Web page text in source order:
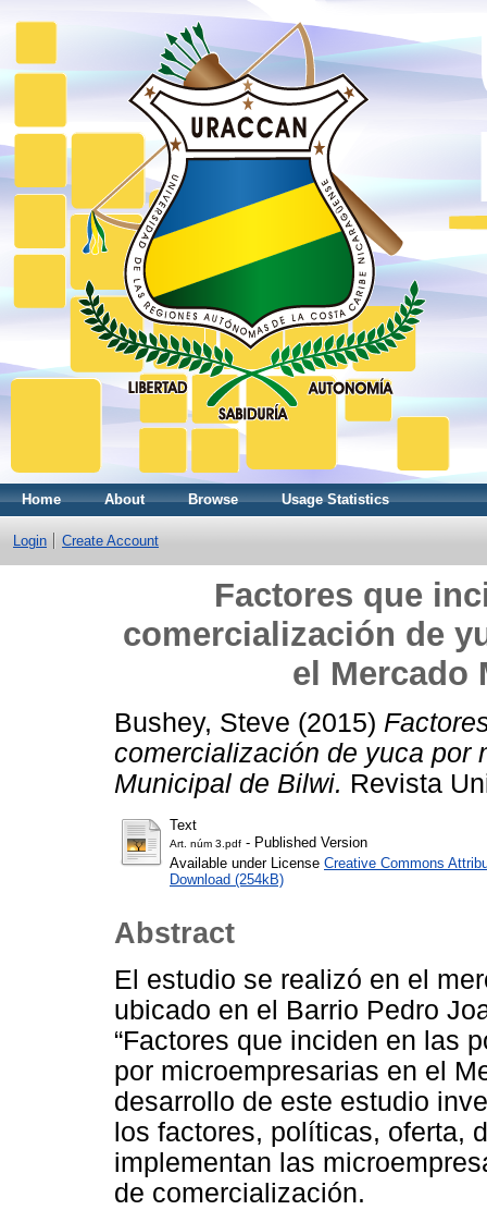
Home About Browse Usage Statistics
Login Create Account
Factores que
comercialización de
el Mercado
Bushey, Steve (2015)
comercialización de yuca por
Municipal de Bilwi. Revista
Text
Art. núm 3.pdf - Published Version
Available under License Creative Commons
Download (254kB)
Abstract
El estudio se realizó en el
ubicado en el Barrio Pedro
“Factores que inciden en las
por microempresarias en el
desarrollo de este estudio
los factores, políticas, oferta,
implementan las
de comercialización.